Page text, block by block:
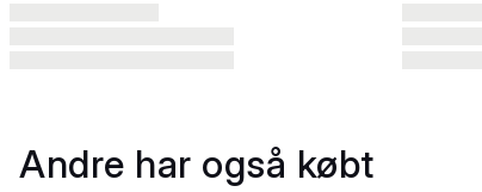
Andre har også købt